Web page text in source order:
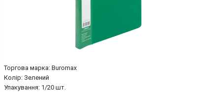
Торгова марка: Buromax
Колір: Зелений
Упакування: 1/20 шт.